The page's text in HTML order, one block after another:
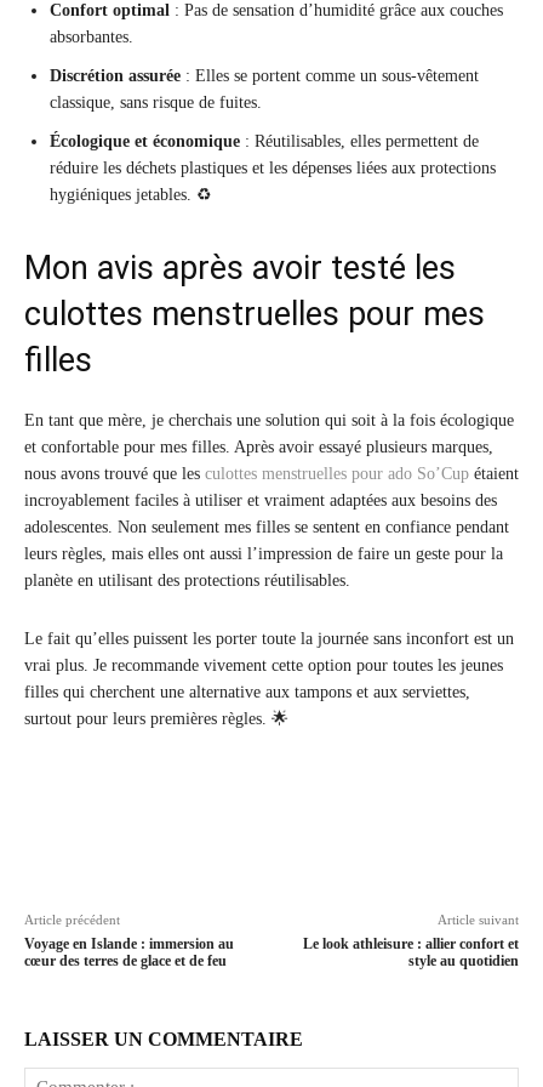
Confort optimal : Pas de sensation d’humidité grâce aux couches
absorbantes.
Discrétion assurée : Elles se portent comme un sous-vêtement
classique, sans risque de fuites.
Écologique et économique : Réutilisables, elles permettent de
réduire les déchets plastiques et les dépenses liées aux protections
hygiéniques jetables. ♻️
Mon avis après avoir testé les
culottes menstruelles pour mes
filles
En tant que mère, je cherchais une solution qui soit à la fois écologique
et confortable pour mes filles. Après avoir essayé plusieurs marques,
nous avons trouvé que les culottes menstruelles pour ado So’Cup étaient
incroyablement faciles à utiliser et vraiment adaptées aux besoins des
adolescentes. Non seulement mes filles se sentent en confiance pendant
leurs règles, mais elles ont aussi l’impression de faire un geste pour la
planète en utilisant des protections réutilisables.
Le fait qu’elles puissent les porter toute la journée sans inconfort est un
vrai plus. Je recommande vivement cette option pour toutes les jeunes
filles qui cherchent une alternative aux tampons et aux serviettes,
surtout pour leurs premières règles. 🌟
Article précédent
Voyage en Islande : immersion au
cœur des terres de glace et de feu
Article suivant
Le look athleisure : allier confort et
style au quotidien
LAISSER UN COMMENTAIRE